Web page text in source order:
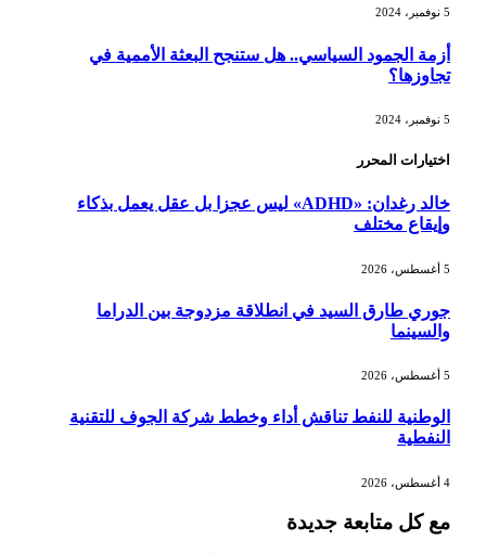
أزمة الجمود السياسي.. هل ستنجح البعثة الأممية في
تجاوزها؟
اختيارات المحرر
خالد رغدان: «ADHD» ليس عجزا بل عقل يعمل بذكاء
وإيقاع مختلف
جوري طارق السيد في انطلاقة مزدوجة بين الدراما
والسينما
الوطنية للنفط تناقش أداء وخطط شركة الجوف للتقنية
النفطية
مع كل متابعة جديدة